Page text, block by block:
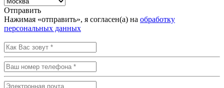
Отправить
Нажимая «отправить», я согласен(а) на обработку
персональных данных